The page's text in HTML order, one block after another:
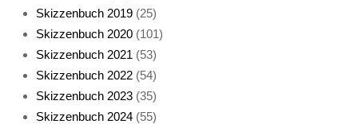
Katze sturmerprobt
Skizzenbuch 2019 (25)
Skizzenbuch 2020 (101)
Skizzenbuch 2021 (53)
Skizzenbuch 2022 (54)
Skizzenbuch 2023 (35)
Skizzenbuch 2024 (55)